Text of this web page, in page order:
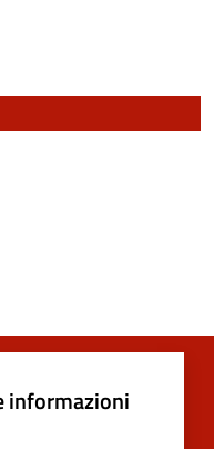
informazioni